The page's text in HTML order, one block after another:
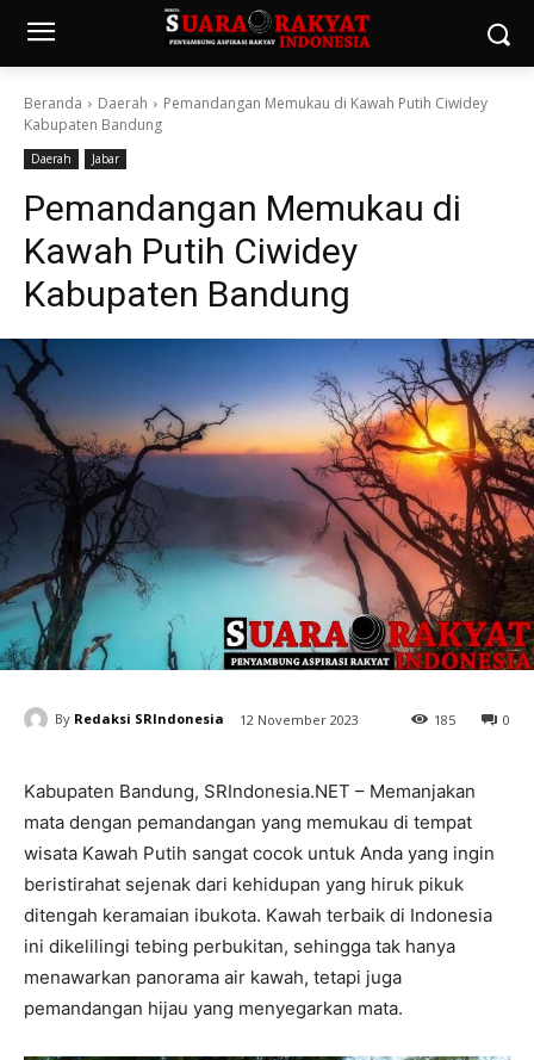
Beranda Daerah
Pemandangan Memukau di Kawah Putih Ciwidey
Kabupaten Bandung
Daerah Jabar
Pemandangan Memukau di
Kawah Putih Ciwidey
Kabupaten Bandung
By Redaksi SRIndonesia 12 November 2023 0
185
Kabupaten Bandung, SRIndonesia.NET – Memanjakan
mata dengan pemandangan yang memukau di tempat
wisata Kawah Putih sangat cocok untuk Anda yang ingin
beristirahat sejenak dari kehidupan yang hiruk pikuk
ditengah keramaian ibukota. Kawah terbaik di Indonesia
ini dikelilingi tebing perbukitan, sehingga tak hanya
menawarkan panorama air kawah, tetapi juga
pemandangan hijau yang menyegarkan mata.